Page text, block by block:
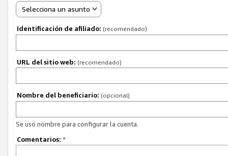
Selecciona un asunto
Identificación de afiliado: (recomendado)
URL del sitio web: (recomendado)
Nombre del beneficiario: (opcional)
Se usó nombre para configurar la cuenta.
Comentarios: *